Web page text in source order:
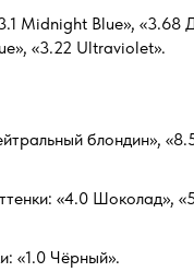
Midnight Blue», «3.68
«3.22 Ultraviolet».
блондин»,
«4.0 Шоколад»,
«1.0 Чёрный».